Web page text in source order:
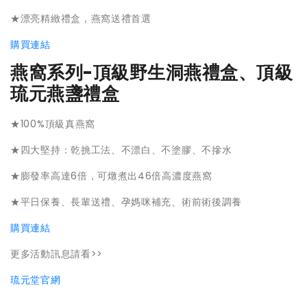
★漂亮精緻禮盒，燕窩送禮首選
購買連結
燕窩系列-頂級野生洞燕禮盒、 頂級
琉元燕盞禮盒
★100%頂級真燕窩
★四大堅持：乾挑工法、不漂白、不塗膠、不摻水
★膨發率高達6倍，可燉煮出46倍高濃度燕窩
★平日保養、長輩送禮、孕媽咪補充、術前術後調養
購買連結
更多活動訊息請看>>
琉元堂官網